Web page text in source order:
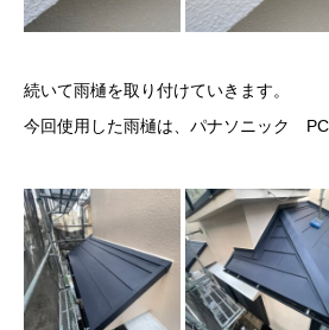
続いて雨樋を取り付けていきます。
今回使用した雨樋は、パナソニック